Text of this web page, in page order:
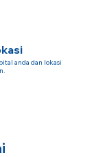
anda dan lokasi